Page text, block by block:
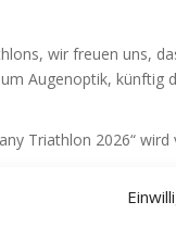
wir freuen uns,
Augenoptik, künftig
Triathlon 2026“ wird